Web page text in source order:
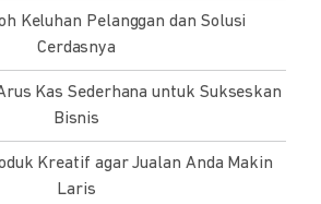
Keluhan Pelanggan dan Solusi
Cerdasnya
Kas Sederhana untuk Sukseskan
Bisnis
Kreatif agar Jualan Anda Makin
Laris